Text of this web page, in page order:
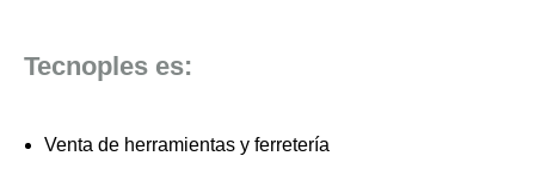
Tecnoples es:
Venta de herramientas y ferretería